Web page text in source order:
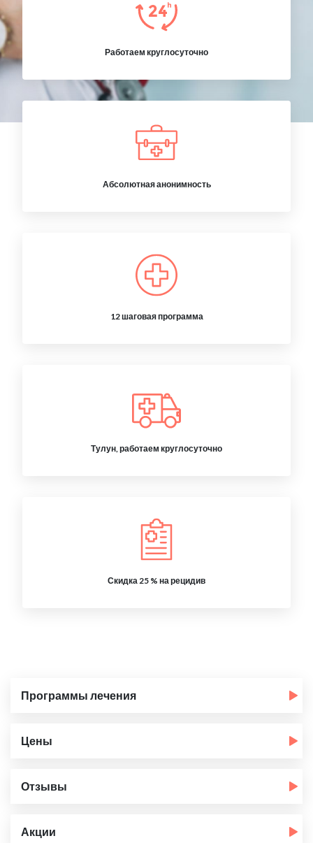
Работаем круглосуточно
Абсолютная анонимность
12 шаговая программа
Тулун, работаем круглосуточно
Скидка 25 % на рецидив
Программы лечения
Цены
Отзывы
Акции